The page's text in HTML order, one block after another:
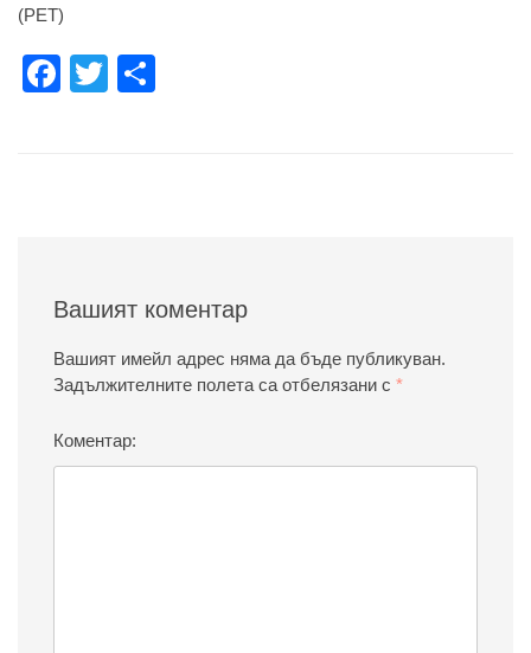
(PET)
Facebook
Twitter
Вашият коментар
Вашият имейл адрес няма да бъде публикуван.
Задължителните полета са отбелязани с *
Коментар: